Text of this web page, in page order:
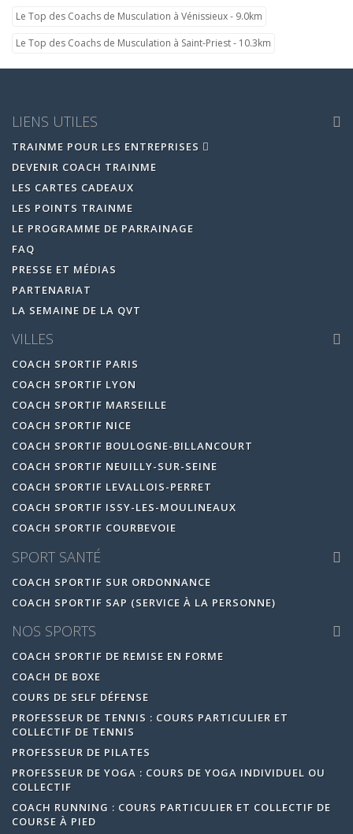
Le Top des Coachs de Musculation à Vénissieux - 9.0km
Le Top des Coachs de Musculation à Saint-Priest - 10.3km
LIENS UTILES
TRAINME POUR LES ENTREPRISES
DEVENIR COACH TRAINME
LES CARTES CADEAUX
LES POINTS TRAINME
LE PROGRAMME DE PARRAINAGE
FAQ
PRESSE ET MÉDIAS
PARTENARIAT
LA SEMAINE DE LA QVT
VILLES
COACH SPORTIF PARIS
COACH SPORTIF LYON
COACH SPORTIF MARSEILLE
COACH SPORTIF NICE
COACH SPORTIF BOULOGNE-BILLANCOURT
COACH SPORTIF NEUILLY-SUR-SEINE
COACH SPORTIF LEVALLOIS-PERRET
COACH SPORTIF ISSY-LES-MOULINEAUX
COACH SPORTIF COURBEVOIE
SPORT SANTÉ
COACH SPORTIF SUR ORDONNANCE
COACH SPORTIF SAP (SERVICE À LA PERSONNE)
NOS SPORTS
COACH SPORTIF DE REMISE EN FORME
COACH DE BOXE
COURS DE SELF DÉFENSE
PROFESSEUR DE TENNIS : COURS PARTICULIER ET
COLLECTIF DE TENNIS
PROFESSEUR DE PILATES
PROFESSEUR DE YOGA : COURS DE YOGA INDIVIDUEL OU
COLLECTIF
COACH RUNNING : COURS PARTICULIER ET COLLECTIF DE
COURSE À PIED